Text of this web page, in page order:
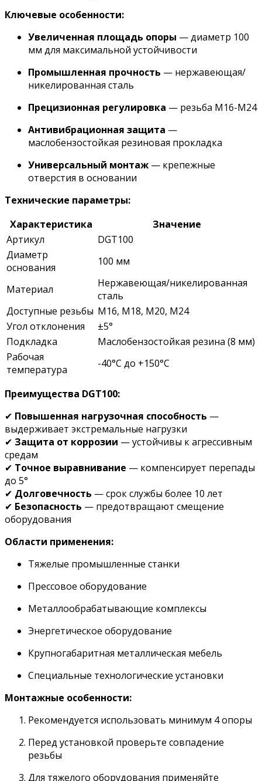
Ключевые особенности:
Увеличенная площадь опоры — диаметр 100
мм для максимальной устойчивости
Промышленная прочность — нержавеющая/
никелированная сталь
Прецизионная регулировка — резьба М16-М24
Антивибрационная защита —
маслобензостойкая резиновая прокладка
Универсальный монтаж — крепежные
отверстия в основании
Технические параметры:
Характеристика
Значение
Артикул
DGT100
Диаметр
основания
100 мм
Материал
Нержавеющая/никелированная
сталь
Доступные резьбы М16, М18, М20, М24
Угол отклонения
±5°
Подкладка
Маслобензостойкая резина (8 мм)
Рабочая
температура
-40°C до +150°C
Преимущества DGT100:
✔ Повышенная нагрузочная способность —
выдерживает экстремальные нагрузки
✔ Защита от коррозии — устойчивы к агрессивным
средам
✔ Точное выравнивание — компенсирует перепады
до 5°
✔ Долговечность — срок службы более 10 лет
✔ Безопасность — предотвращают смещение
оборудования
Области применения:
Тяжелые промышленные станки
Прессовое оборудование
Металлообрабатывающие комплексы
Энергетическое оборудование
Крупногабаритная металлическая мебель
Специальные технологические установки
Монтажные особенности:
Рекомендуется использовать минимум 4 опоры
Перед установкой проверьте совпадение
резьбы
Для тяжелого оборудования применяйте